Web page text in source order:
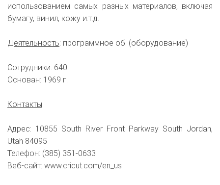
использованием самых разных материалов, включая
бумагу, винил, кожу и.т.д.
Деятельность: программное об. (оборудование)
Сотрудники: 640
Основан: 1969 г.
Контакты
Адрес: 10855 South River Front Parkway South Jordan,
Utah 84095
Телефон: (385) 351-0633
Веб-сайт: www.cricut.com/en_us